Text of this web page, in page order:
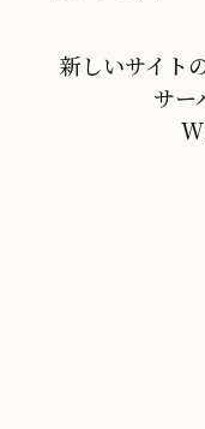
新しいサイト
サー